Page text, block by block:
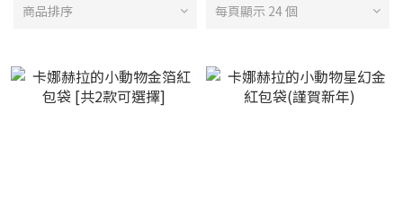
商品排序 每頁顯示 24 個